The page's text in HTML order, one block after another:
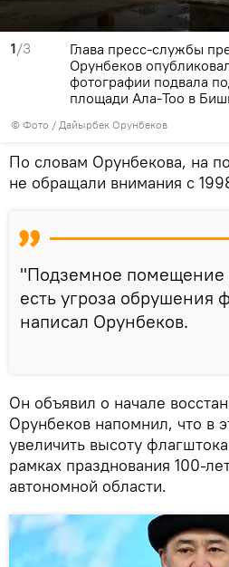
1/3
© Фото / Дайырбек Орунбеков
Глава пресс-службы
Орунбеков
фотографии подвала
площади Ала-Тоо в
По словам Орунбекова, на
не обращали внимания с
"Подземное помещение
есть угроза обрушения
написал Орунбеков.
Он объявил о начале
Орунбеков напомнил, что в
увеличить высоту
рамках празднования 100-
автономной области.